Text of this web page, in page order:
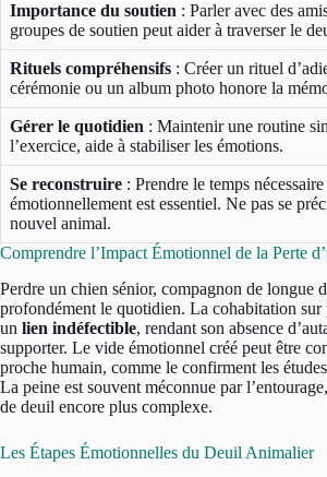
Importance du soutien : Parler avec des
groupes de soutien peut aider à traverser le
Rituels compréhensifs : Créer un rituel
cérémonie ou un album photo honore la
Gérer le quotidien : Maintenir une routine
l’exercice, aide à stabiliser les émotions.
Se reconstruire : Prendre le temps
émotionnellement est essentiel. Ne pas se
nouvel animal.
Comprendre l’Impact Émotionnel de la Perte
Perdre un chien sénior, compagnon de longue
profondément le quotidien. La cohabitation sur
un lien indéfectible, rendant son absence
supporter. Le vide émotionnel créé peut être
proche humain, comme le confirment les
La peine est souvent méconnue par
de deuil encore plus complexe.
Les Étapes Émotionnelles du Deuil Animalier